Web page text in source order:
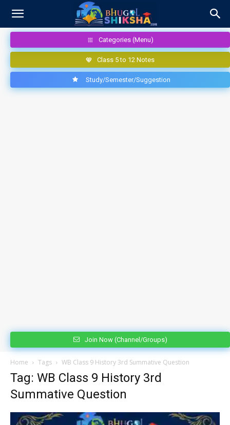
Categories (Menu)
Class 5 to 12 Notes
Study/Semester/Suggestion
Join Now (Channel/Groups)
Home Tags WB Class 9 History 3rd Summative Question
Tag: WB Class 9 History 3rd
Summative Question